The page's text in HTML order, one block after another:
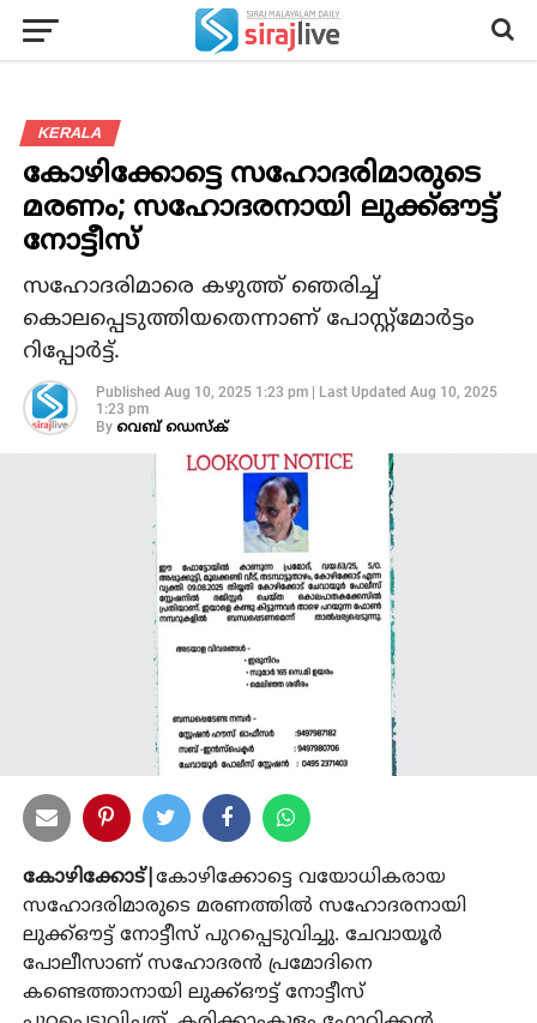
KERALA
കോഴിക്കോട്ടെ സഹോദരിമാരുടെ
മരണം; സഹോദരനായി ലുക്ക്ഔട്ട്
നോട്ടീസ്
സഹോദരിമാരെ കഴുത്ത് ഞെരിച്ച്
കൊലപ്പെടുത്തിയതെന്നാണ് പോസ്റ്റ്മോര്‍ട്ടം
റിപ്പോര്‍ട്ട്.
Published Aug 10, 2025 1:23 pm| Last Updated Aug 10, 2025
1:23 pm
By വെബ് ഡെസ്‌ക്
കോഴിക്കോട്| കോഴിക്കോട്ടെ വയോധികരായ
സഹോദരിമാരുടെ മരണത്തില്‍ സഹോദരനായി
ലുക്ക്ഔട്ട് നോട്ടീസ് പുറപ്പെടുവിച്ചു. ചേവായൂര്‍
പോലീസാണ് സഹോദരന്‍ പ്രമോദിനെ
കണ്ടെത്താനായി ലുക്ക്ഔട്ട് നോട്ടീസ്